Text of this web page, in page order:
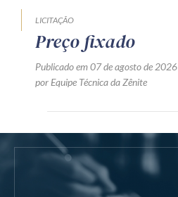
LICITAÇÃO
Preço fixado
Publicado em 07 de agosto de 2026
por Equipe Técnica da Zênite